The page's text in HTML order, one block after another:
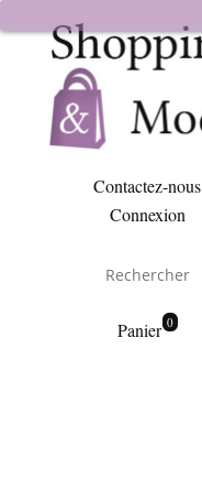
Contactez-nous
Connexion
Panier 0